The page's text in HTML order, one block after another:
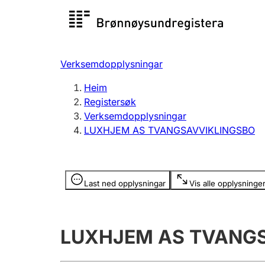
Registersøk
Registrere, endre, slette
Verksemdopplysningar
Heim
Registersøk
Verksemdopplysningar
LUXHJEM AS TVANGSAVVIKLINGSBO
Last ned opplysningar Vis alle opplysninger
Opplysninger er skjult
LUXHJEM AS